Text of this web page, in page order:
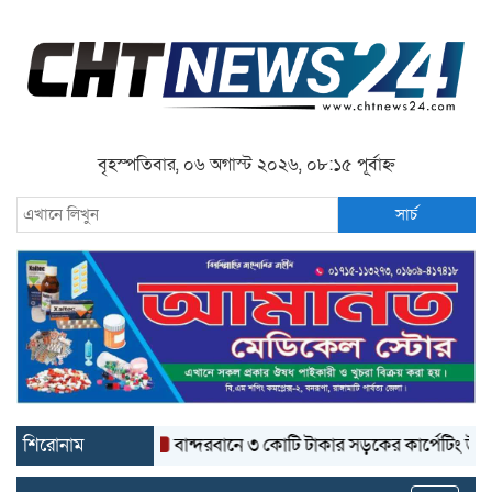
বৃহস্পতিবার, ০৬ অগাস্ট ২০২৬, ০৮:১৫ পূর্বাহ্ন
সার্চ
শিরোনাম বান্দরবানে ৩ কোটি টাকার সড়কের কার্পেটিং উঠে যাচ্ছে